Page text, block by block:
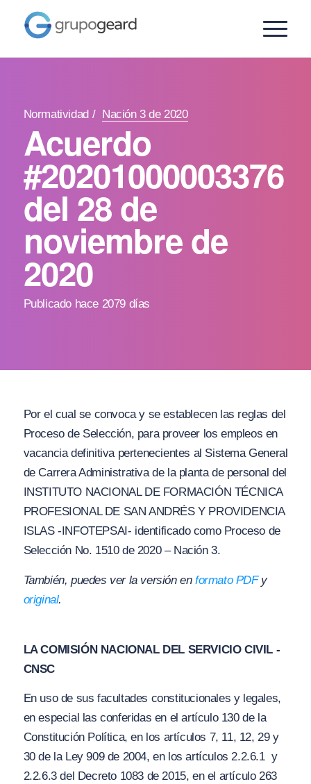
Normatividad / Nación 3 de 2020
Acuerdo
#20201000003376
del 28 de
noviembre de
2020
Publicado hace 2079 días
Por el cual se convoca y se establecen las reglas del
Proceso de Selección, para proveer los empleos en
vacancia definitiva pertenecientes al Sistema General
de Carrera Administrativa de la planta de personal del
INSTITUTO NACIONAL DE FORMACIÓN TÉCNICA
PROFESIONAL DE SAN ANDRÉS Y PROVIDENCIA
ISLAS -INFOTEPSAI- identificado como Proceso de
Selección No. 1510 de 2020 – Nación 3.
También, puedes ver la versión en formato PDFy
original.
LA COMISIÓN NACIONAL DEL SERVICIO CIVIL -
CNSC
En uso de sus facultades constitucionales y legales,
en especial las conferidas en el artículo 130 de la
Constitución Política, en los artículos 7, 11, 12, 29 y
30 de la Ley 909 de 2004, en los artículos 2.2.6.1 y
2.2.6.3 del Decreto 1083 de 2015, en el artículo 263